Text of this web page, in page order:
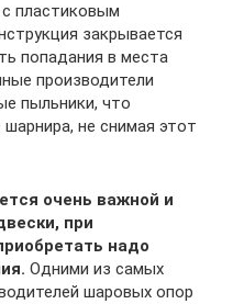
пластиковым
закрывается
попадания в места
производители
пыльники, что
не снимая этот
очень важной и
при
надо
Одними из самых
шаровых опор